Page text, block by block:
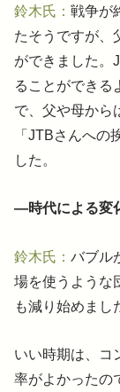
鈴木氏：戦争が
たそうですが、
ができました。
ることができる
で、父や母から
「JTBさんへの
した。
―時代による変
鈴木氏： バブル
場を使うような
も減り始めまし
いい時期は、コ
率がよかったの